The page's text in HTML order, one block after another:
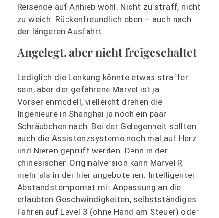
Reisende auf Anhieb wohl. Nicht zu straff, nicht
zu weich. Rückenfreundlich eben – auch nach
der längeren Ausfahrt.
Angelegt, aber nicht freigeschaltet
Lediglich die Lenkung könnte etwas straffer
sein; aber der gefahrene Marvel ist ja
Vorserienmodell, vielleicht drehen die
Ingenieure in Shanghai ja noch ein paar
Schräubchen nach. Bei der Gelegenheit sollten
auch die Assistenzsysteme noch mal auf Herz
und Nieren geprüft werden. Denn in der
chinesischen Originalversion kann Marvel R
mehr als in der hier angebotenen: Intelligenter
Abstandstempomat mit Anpassung an die
erlaubten Geschwindigkeiten, selbstständiges
Fahren auf Level 3 (ohne Hand am Steuer) oder